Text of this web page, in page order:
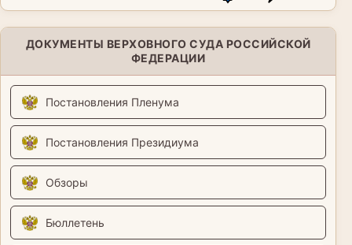
ДОКУМЕНТЫ ВЕРХОВНОГО СУДА РОССИЙСКОЙ
ФЕДЕРАЦИИ
Постановления Пленума
Постановления Президиума
Обзоры
Бюллетень